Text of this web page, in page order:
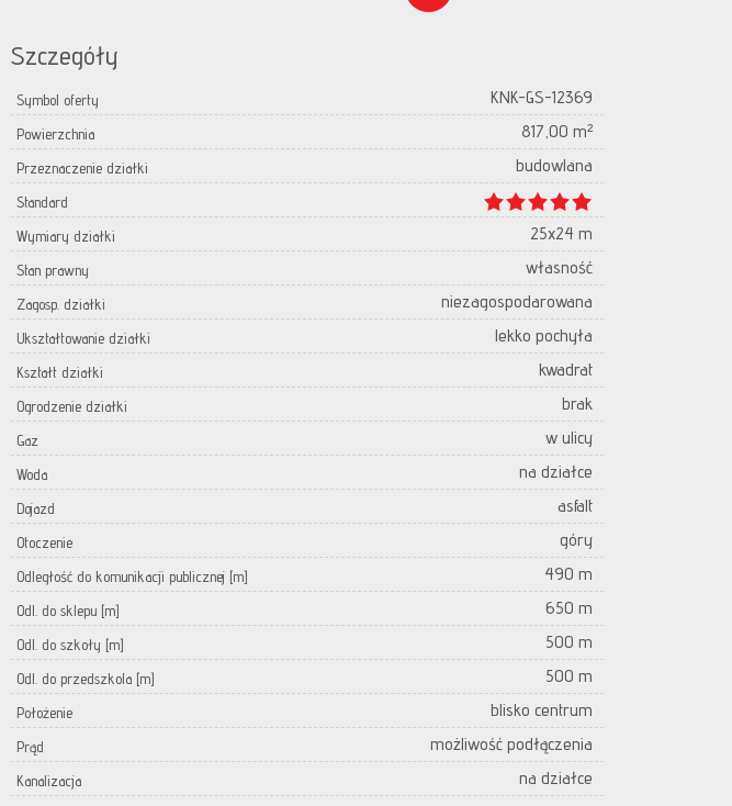
Szczegóły
Symbol oferty KNK-GS-12369
Powierzchnia 817,00 m²
Przeznaczenie działki budowlana
Standard
Wymiary działki
25x24 m
Stan prawny własność
Zagosp. działki niezagospodarowana
Ukształtowanie działki lekko pochyła
Kształt działki kwadrat
Ogrodzenie działki brak
Gaz w ulicy
Woda na działce
Dojazd asfalt
Otoczenie góry
Odległość do komunikacji publicznej [m] 490 m
Odl. do sklepu [m] 650 m
Odl. do szkoły [m] 500 m
Odl. do przedszkola [m] 500 m
Położenie blisko centrum
Prąd możliwość podłączenia
Kanalizacja na działce